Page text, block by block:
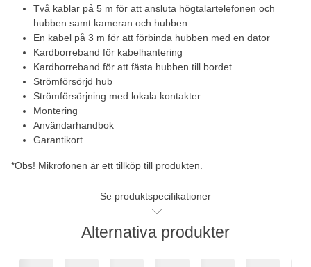
Två kablar på 5 m för att ansluta högtalartelefonen och
hubben samt kameran och hubben
En kabel på 3 m för att förbinda hubben med en dator
Kardborreband för kabelhantering
Kardborreband för att fästa hubben till bordet
Strömförsörjd hub
Strömförsörjning med lokala kontakter
Montering
Användarhandbok
Garantikort
*Obs! Mikrofonen är ett tillköp till produkten.
Se produktspecifikationer
Alternativa produkter